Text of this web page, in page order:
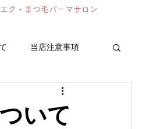
ク・まつ毛パーマサロン
当店注意事項
いて